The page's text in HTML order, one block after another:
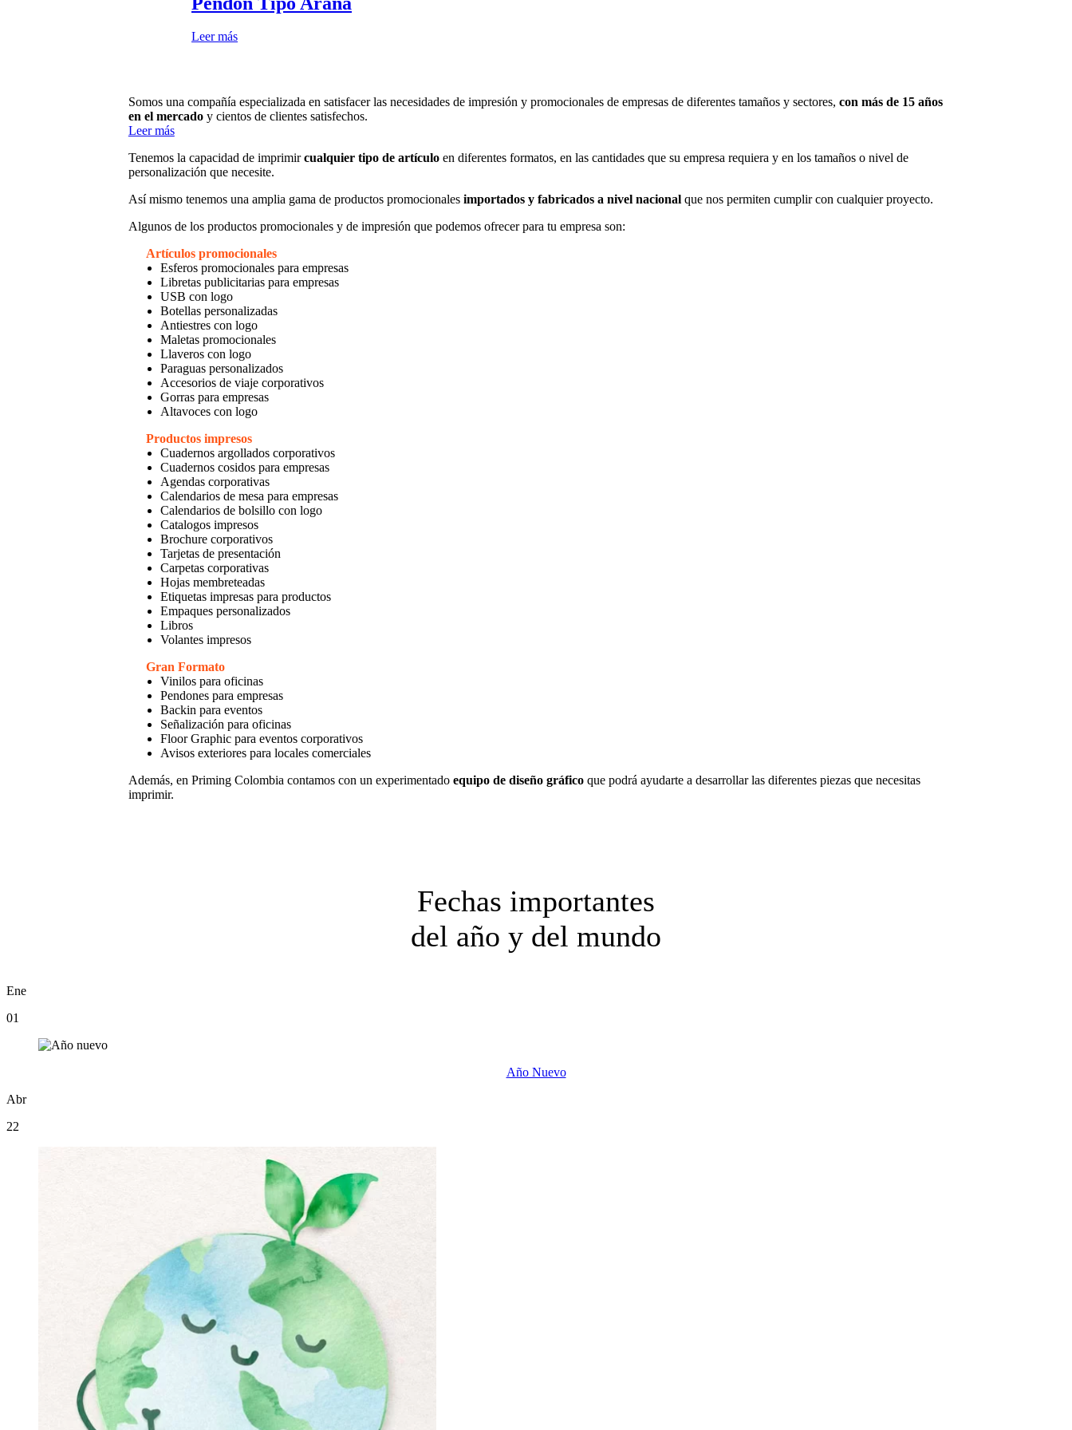
Leer más
Somos una compañía especializada en satisfacer las necesidades de impresión y promocionales de empresas de diferentes tamaños y sectores, con más de 15 años
en el mercadoy cientos de clientes satisfechos.
Leer más
Tenemos la capacidad de imprimircualquier tipo de artículoen diferentes formatos, en las cantidades que su empresa requiera y en los tamaños o nivel de
personalización que necesite.
Así mismo tenemos una amplia gama de productos promocionales importados y fabricados a nivel nacionalque nos permiten cumplir con cualquier proyecto.
Algunos de los productos promocionales y de impresión que podemos ofrecer para tu empresa son:
Artículos promocionales
Esferos promocionales para empresas
Libretas publicitarias para empresas
USB con logo
Botellas personalizadas
Antiestres con logo
Maletas promocionales
Llaveros con logo
Paraguas personalizados
Accesorios de viaje corporativos
Gorras para empresas
Altavoces con logo
Productos impresos
Cuadernos argollados corporativos
Cuadernos cosidos para empresas
Agendas corporativas
Calendarios de mesa para empresas
Calendarios de bolsillo con logo
Catalogos impresos
Brochure corporativos
Tarjetas de presentación
Carpetas corporativas
Hojas membreteadas
Etiquetas impresas para productos
Empaques personalizados
Libros
Volantes impresos
Gran Formato
Vinilos para oficinas
Pendones para empresas
Backin para eventos
Señalización para oficinas
Floor Graphic para eventos corporativos
Avisos exteriores para locales comerciales
Además, en Priming Colombia contamos con un experimentado equipo de diseño gráficoque podrá ayudarte a desarrollar las diferentes piezas que necesitas
imprimir.
Fechas importantes
del año y del mundo
Ene
01
Año Nuevo
Abr
22